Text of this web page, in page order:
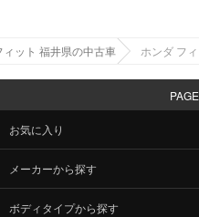
ィット 福井県の中古車 ホンダ フ
お気に入り
メーカーから探す
ボディタイプから探す